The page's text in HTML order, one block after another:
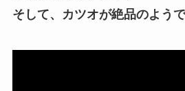
そして、カツオが絶品のよう